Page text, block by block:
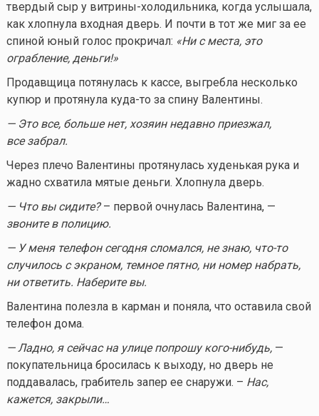
твердый сыр у витрины-холодильника, когда услышала,
как хлопнула входная дверь. И почти в тот же миг за ее
спиной юный голос прокричал: «Ни с места, это
ограбление, деньги!»
Продавщица потянулась к кассе, выгребла несколько
купюр и протянула куда-то за спину Валентины.
— Это все, больше нет, хозяин недавно приезжал,
все забрал.
Через плечо Валентины протянулась худенькая рука и
жадно схватила мятые деньги. Хлопнула дверь.
— Что вы сидите?– первой очнулась Валентина, —
звоните в полицию.
— У меня телефон сегодня сломался, не знаю, что-то
случилось с экраном, темное пятно, ни номер набрать,
ни ответить. Наберите вы.
Валентина полезла в карман и поняла, что оставила свой
телефон дома.
— Ладно, я сейчас на улице попрошукого-нибудь,—
покупательница бросилась к выходу, но дверь не
поддавалась, грабитель запер ее снаружи. – Нас,
кажется, закрыли…